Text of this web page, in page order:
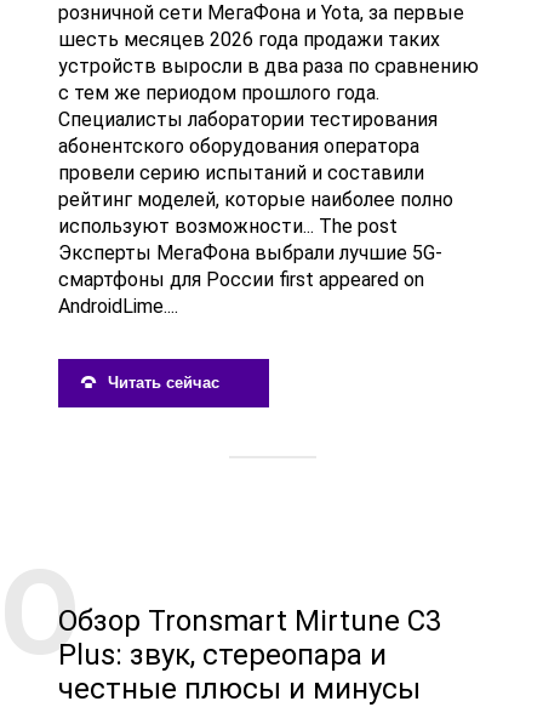
розничной сети МегаФона и Yota, за первые
шесть месяцев 2026 года продажи таких
устройств выросли в два раза по сравнению
с тем же периодом прошлого года.
Специалисты лаборатории тестирования
абонентского оборудования оператора
провели серию испытаний и составили
рейтинг моделей, которые наиболее полно
используют возможности... The post
Эксперты МегаФона выбрали лучшие 5G-
смартфоны для России first appeared on
AndroidLime....
Читать сейчас
Обзор Tronsmart Mirtune C3
Plus: звук, стереопара и
честные плюсы и минусы